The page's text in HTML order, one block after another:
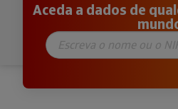
Aceda a dados de